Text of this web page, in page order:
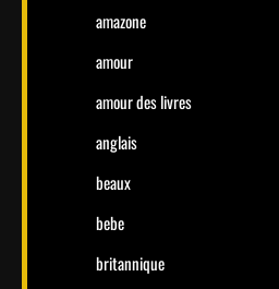
amazone
amour
amour des livres
anglais
beaux
bebe
britannique